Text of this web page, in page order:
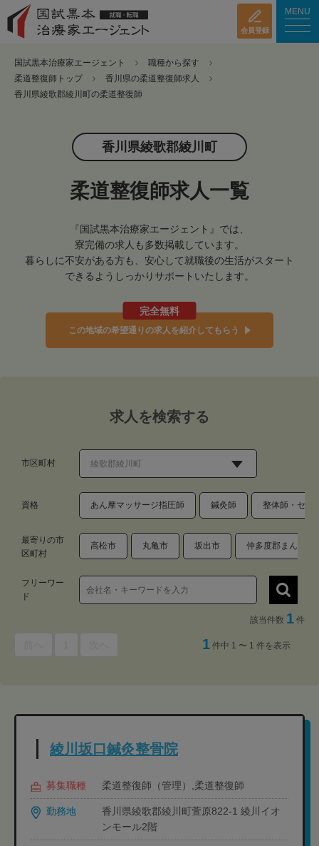
会員登録
MENU
国試黒本治療家エージェント
職種から探す
柔道整復師トップ
香川県の柔道整復師求人
香川県綾歌郡綾川町の柔道整復師
香川県綾歌郡綾川町
柔道整復師求人一覧
『国試黒本治療家エージェント』では、
寮完備の求人も多数掲載しています。
暮らしに不安がある方も、安心して就職後の生活がスタート
できるようしっかりサポートいたします。
完全無料
この地域の希望通りの求人を紹介してもらう
求人を検索する
市区町村
資格 あん摩マッサージ指圧師 鍼灸師 整体師・セラ
最寄りの市
区町村
高松市 丸亀市 坂出市 仲多度郡まんのう
フリーワー
ド
該当件数 1 件
1 件中 1 〜 1 件を表示
綾川坂口鍼灸整骨院
募集職種 柔道整復師（管理）,柔道整復師
勤務地
香川県綾歌郡綾川町萱原822-1 綾川イオ
ンモール2階